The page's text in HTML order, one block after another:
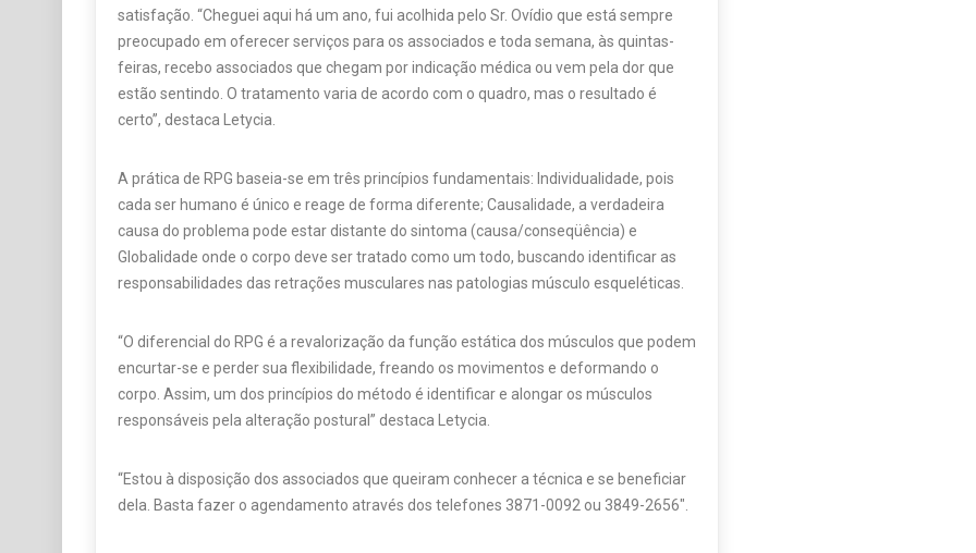
satisfação. “Cheguei aqui há um ano, fui acolhida pelo Sr. Ovídio que está sempre
preocupado em oferecer serviços para os associados e toda semana, às quintas-
feiras, recebo associados que chegam por indicação médica ou vem pela dor que
estão sentindo. O tratamento varia de acordo com o quadro, mas o resultado é
certo”, destaca Letycia.
A prática de RPG baseia-se em três princípios fundamentais: Individualidade, pois
cada ser humano é único e reage de forma diferente; Causalidade, a verdadeira
causa do problema pode estar distante do sintoma (causa/conseqüência) e
Globalidade onde o corpo deve ser tratado como um todo, buscando identificar as
responsabilidades das retrações musculares nas patologias músculo esqueléticas.
“O diferencial do RPG é a revalorização da função estática dos músculos que podem
encurtar-se e perder sua flexibilidade, freando os movimentos e deformando o
corpo. Assim, um dos princípios do método é identificar e alongar os músculos
responsáveis pela alteração postural” destaca Letycia.
“Estou à disposição dos associados que queiram conhecer a técnica e se beneficiar
dela. Basta fazer o agendamento através dos telefones 3871-0092 ou 3849-2656″.